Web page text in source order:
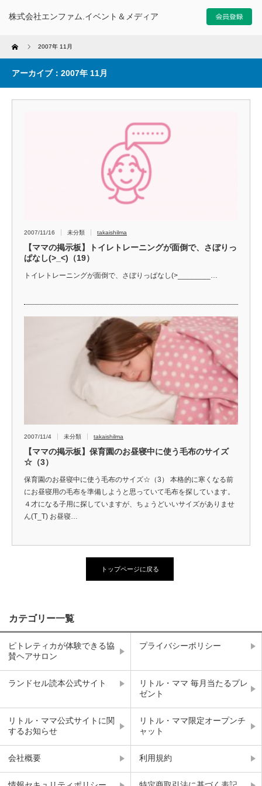
株式会社エンファム.イベント＆メディア
Home 2007年 11月
アーカイブ：2007年 11月
2007/11/16 未分類 takaishilma
【ママの掲示板】トイレトレーニングが面倒で、さぼりっ
ぱなし(>_<)（19）
トイレトレーニングが面倒で、さぼりっぱなし(>________…
2007/11/4 未分類 takaishilma
【ママの掲示板】保育園のお昼寝中に使う毛布のサイズ
☆（3）
保育園のお昼寝中に使う毛布のサイズ☆（3） 本格的に寒くなる前
にお昼寝用の毛布を準備しようと思っていて毛布を探しています。
４才になる子用に探していますが、ちょうどいいサイズがありませ
ん(T_T) お昼寝…
トップページに戻る
カテゴリー一覧
ピトレティカが体験できる協
賛ヘアサロン
プライバシーポリシー
ランドセル読本公式サイト
リトル・ママ 毎月当たるプレ
ゼント
リトル・ママ公式サイトに関
するお知らせ
リトル・ママ限定オープンチ
ャット
会社概要 利用規約